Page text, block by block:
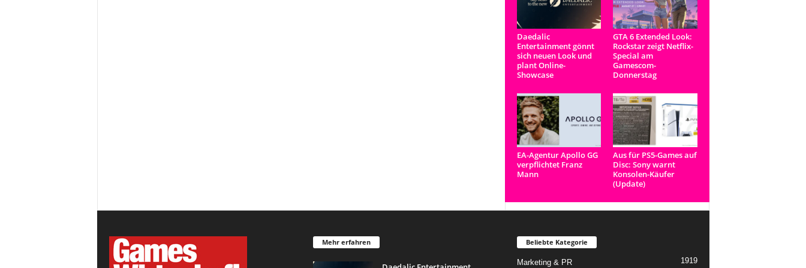
Daedalic
Entertainment gönnt
sich neuen Look und
plant Online-
Showcase
GTA 6 Extended Look:
Rockstar zeigt Netflix-
Special am
Gamescom-
Donnerstag
EA-Agentur Apollo GG
verpflichtet Franz
Mann
Aus für PS5-Games auf
Disc: Sony warnt
Konsolen-Käufer
(Update)
Mehr erfahren Beliebte Kategorie
Marketing & PR 1919